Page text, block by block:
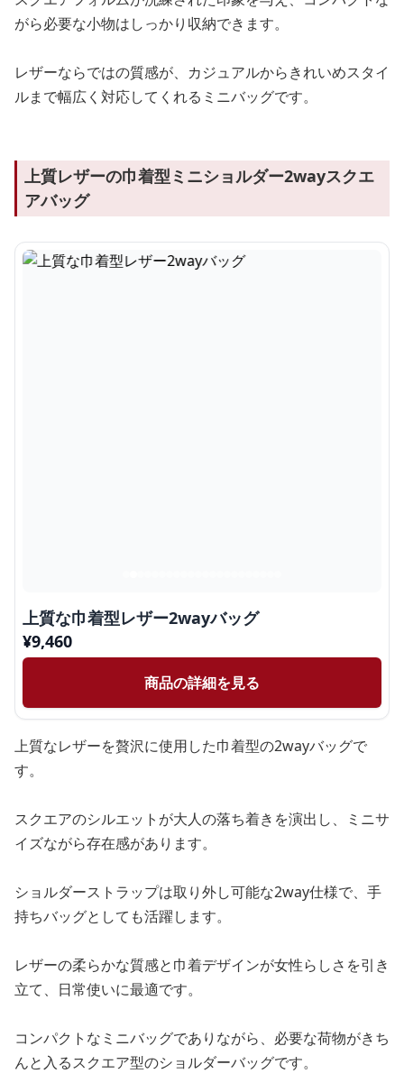
がら必要な小物はしっかり収納できます。
レザーならではの質感が、カジュアルからきれいめスタイ
ルまで幅広く対応してくれるミニバッグです。
上質レザーの巾着型ミニショルダー2wayスクエ
アバッグ
上質な巾着型レザー2wayバッグ
¥9,460
商品の詳細を見る
上質なレザーを贅沢に使用した巾着型の2wayバッグで
す。
スクエアのシルエットが大人の落ち着きを演出し、ミニサ
イズながら存在感があります。
ショルダーストラップは取り外し可能な2way仕様で、手
持ちバッグとしても活躍します。
レザーの柔らかな質感と巾着デザインが女性らしさを引き
立て、日常使いに最適です。
コンパクトなミニバッグでありながら、必要な荷物がきち
んと入るスクエア型のショルダーバッグです。